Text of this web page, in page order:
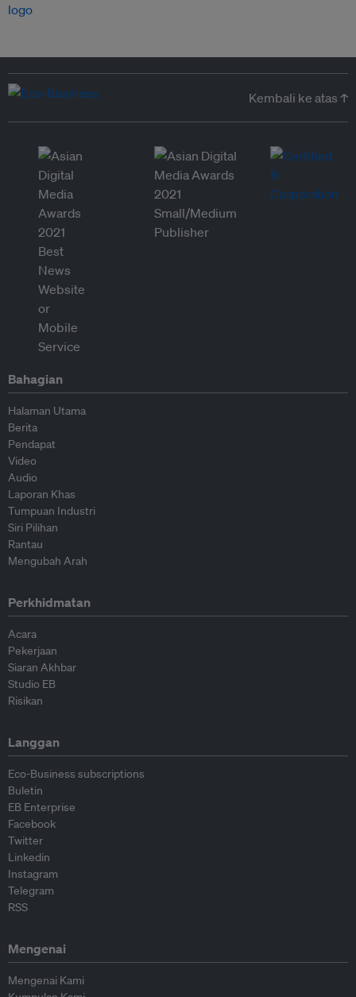
Kembali ke atas ↑
Bahagian
Halaman Utama
Berita
Pendapat
Video
Audio
Laporan Khas
Tumpuan Industri
Siri Pilihan
Rantau
Mengubah Arah
Perkhidmatan
Acara
Pekerjaan
Siaran Akhbar
Studio EB
Risikan
Langgan
Eco-Business subscriptions
Buletin
EB Enterprise
Facebook
Twitter
Linkedin
Instagram
Telegram
RSS
Mengenai
Mengenai Kami